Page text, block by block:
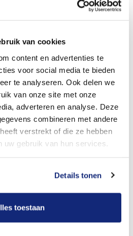
van cookies
content en advertenties te
voor social media te bieden
te analyseren. Ook delen we
van onze site met onze
adverteren en analyse. Deze
combineren met andere
verstrekt of die ze hebben
gebruik van hun services.
Details tonen
toestaan